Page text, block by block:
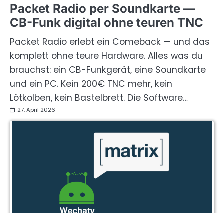
Packet Radio per Soundkarte —
CB-Funk digital ohne teuren TNC
Packet Radio erlebt ein Comeback — und das
komplett ohne teure Hardware. Alles was du
brauchst: ein CB-Funkgerät, eine Soundkarte
und ein PC. Kein 200€ TNC mehr, kein
Lötkolben, kein Bastelbrett. Die Software…
27. April 2026